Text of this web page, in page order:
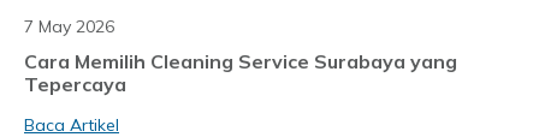
7 May 2026
Cara Memilih Cleaning Service Surabaya yang
Tepercaya
Baca Artikel